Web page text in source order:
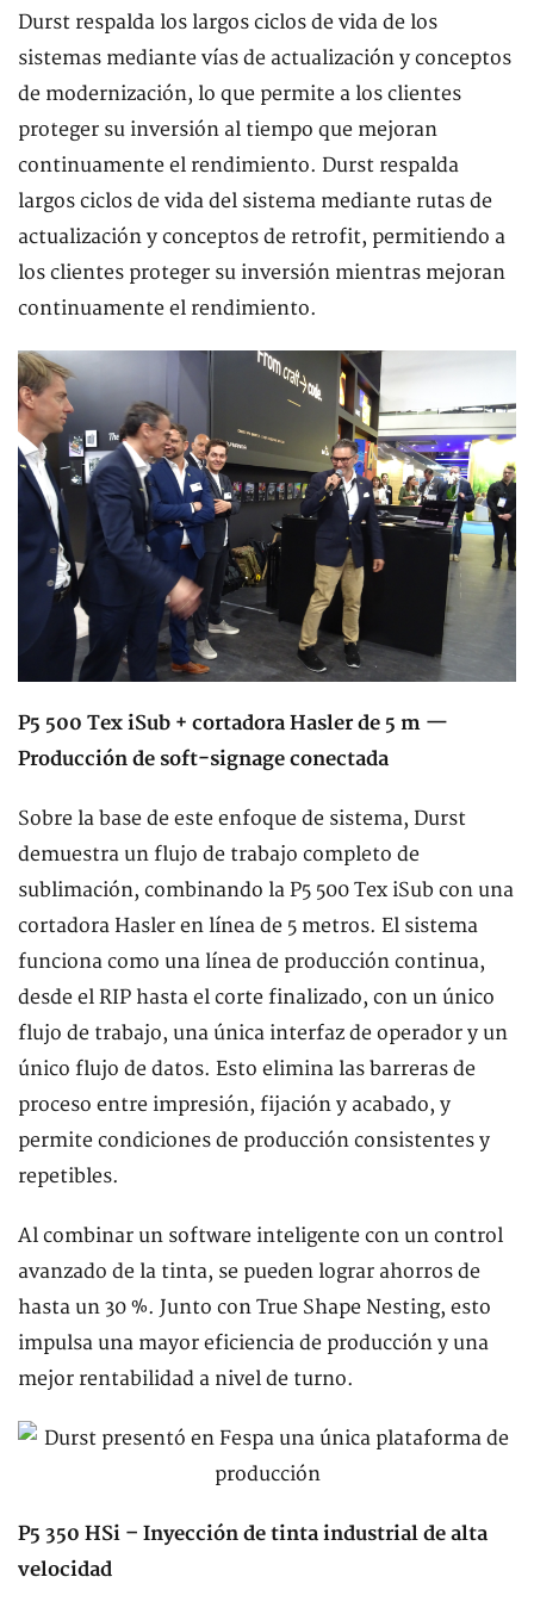
Durst respalda los largos ciclos de vida de los
sistemas mediante vías de actualización y conceptos
de modernización, lo que permite a los clientes
proteger su inversión al tiempo que mejoran
continuamente el rendimiento. Durst respalda
largos ciclos de vida del sistema mediante rutas de
actualización y conceptos de retrofit, permitiendo a
los clientes proteger su inversión mientras mejoran
continuamente el rendimiento.
P5 500 Tex iSub + cortadora Hasler de 5 m —
Producción de soft-signage conectada
Sobre la base de este enfoque de sistema, Durst
demuestra un flujo de trabajo completo de
sublimación, combinando la P5 500 Tex iSub con una
cortadora Hasler en línea de 5 metros. El sistema
funciona como una línea de producción continua,
desde el RIP hasta el corte finalizado, con un único
flujo de trabajo, una única interfaz de operador y un
único flujo de datos. Esto elimina las barreras de
proceso entre impresión, fijación y acabado, y
permite condiciones de producción consistentes y
repetibles.
Al combinar un software inteligente con un control
avanzado de la tinta, se pueden lograr ahorros de
hasta un 30 %. Junto con True Shape Nesting, esto
impulsa una mayor eficiencia de producción y una
mejor rentabilidad a nivel de turno.
P5 350 HSi – Inyección de tinta industrial de alta
velocidad